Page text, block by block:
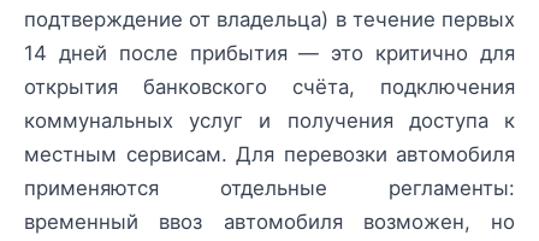
подтверждение от владельца) в течение первых
14 дней после прибытия — это критично для
открытия банковского счёта, подключения
коммунальных услуг и получения доступа к
местным сервисам. Для перевозки автомобиля
применяются отдельные регламенты:
временный ввоз автомобиля возможен, но